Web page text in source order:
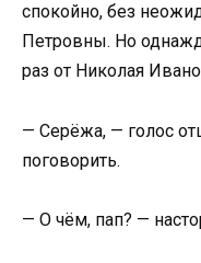
спокойно, без
Петровны. Но
раз от Николая
— Серёжа, — голос
поговорить.
— О чём, пап? —